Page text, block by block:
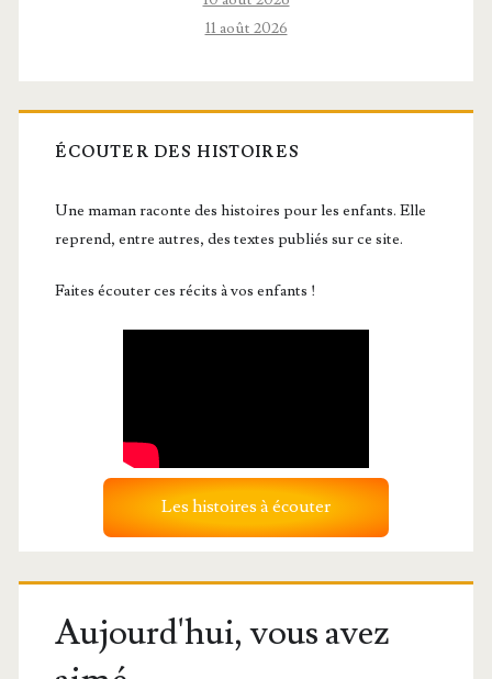
11 août 2026
ÉCOUTER DES HISTOIRES
Une maman raconte des histoires pour les enfants. Elle
reprend, entre autres, des textes publiés sur ce site.
Faites écouter ces récits à vos enfants !
Les histoires à écouter
Aujourd'hui, vous avez